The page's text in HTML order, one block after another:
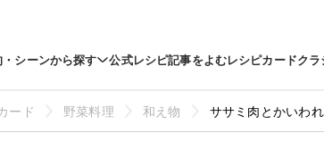
・シーンから探す 公式レシピ記事をよむレシピカードクラ
ード 野菜料理 和え物 ササミ肉とかいわ